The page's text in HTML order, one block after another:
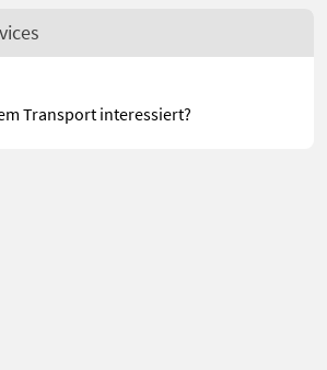
Transport interessiert?